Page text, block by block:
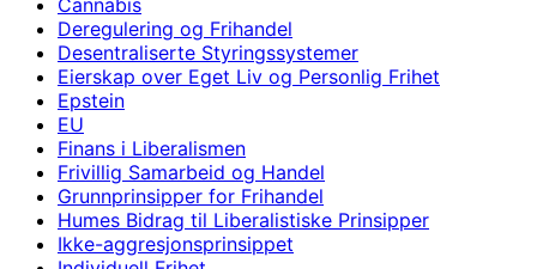
Deregulering og Frihandel
Desentraliserte Styringssystemer
Eierskap over Eget Liv og Personlig Frihet
Epstein
EU
Finans i Liberalismen
Frivillig Samarbeid og Handel
Grunnprinsipper for Frihandel
Humes Bidrag til Liberalistiske Prinsipper
Ikke-aggresjonsprinsippet